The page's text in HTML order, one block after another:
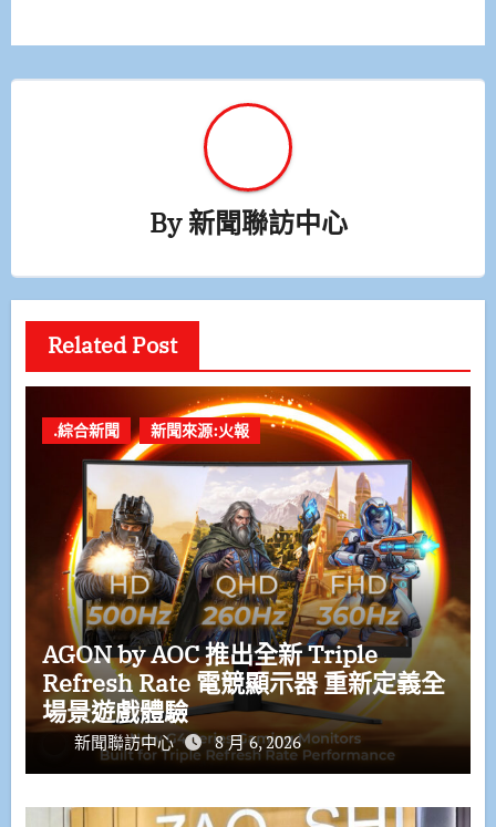
By新聞聯訪中心
Related Post
.綜合新聞 新聞來源:火報
AGON by AOC 推出全新 Triple
Refresh Rate 電競顯示器 重新定義全
場景遊戲體驗
新聞聯訪中心 8 月 6, 2026